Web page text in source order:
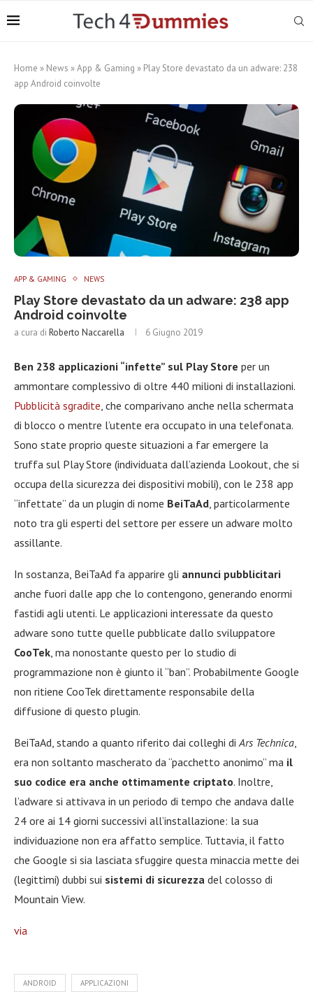
Home » News »App & Gaming » Play Store devastato da un adware: 238
app Android coinvolte
APP & GAMING NEWS
Play Store devastato da un adware: 238 app
Android coinvolte
a cura di Roberto Naccarella 6 Giugno 2019
Ben 238 applicazioni “infette” sul Play Store per un
ammontare complessivo di oltre 440 milioni di installazioni.
Pubblicità sgradite , che comparivano anche nella schermata
di blocco o mentre l’utente era occupato in una telefonata.
Sono state proprio queste situazioni a far emergere la
truffa sul Play Store (individuata dall’azienda Lookout, che si
occupa della sicurezza dei dispositivi mobili), con le 238 app
“infettate” da un plugin di nome BeiTaAd , particolarmente
noto tra gli esperti del settore per essere un adware molto
assillante.
In sostanza, BeiTaAd fa apparire gli annunci pubblicitari
anche fuori dalle app che lo contengono, generando enormi
fastidi agli utenti. Le applicazioni interessate da questo
adware sono tutte quelle pubblicate dallo sviluppatore
CooTek , ma nonostante questo per lo studio di
programmazione non è giunto il “ban”. Probabilmente Google
non ritiene CooTek direttamente responsabile della
diffusione di questo plugin.
BeiTaAd, stando a quanto riferito dai colleghi di Ars Technica
era non soltanto mascherato da “pacchetto anonimo” ma il
suo codice era anche ottimamente criptato. Inoltre,
l’adware si attivava in un periodo di tempo che andava dalle
24 ore ai 14 giorni successivi all’installazione: la sua
individuazione non era affatto semplice. Tuttavia, il fatto
che Google si sia lasciata sfuggire questa minaccia mette dei
(legittimi) dubbi sui sistemi di sicurezza del colosso di
Mountain View.
via
ANDROID APPLICAZIONI